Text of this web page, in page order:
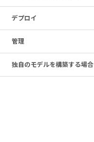
デプロイ
管理
独自のモデルを構築する場合